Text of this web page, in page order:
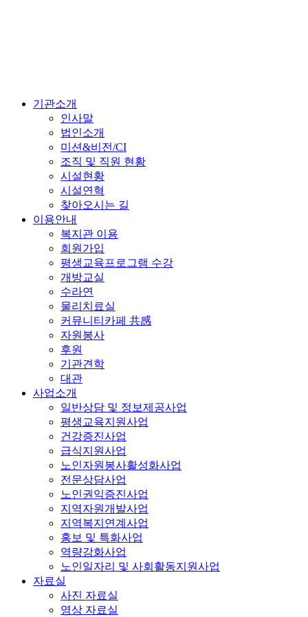
기관소개
인사말
법인소개
미션&비전/CI
조직 및 직원 현황
시설현황
시설연혁
찾아오시는 길
이용안내
복지관 이용
회원가입
평생교육프로그램 수강
개방교실
수라연
물리치료실
커뮤니티카페 共感
자원봉사
후원
기관견학
대관
사업소개
일반상담 및 정보제공사업
평생교육지원사업
건강증진사업
급식지원사업
노인자원봉사활성화사업
전문상담사업
노인권익증진사업
지역자원개발사업
지역복지연계사업
홍보 및 특화사업
역량강화사업
노인일자리 및 사회활동지원사업
자료실
사진 자료실
영상 자료실